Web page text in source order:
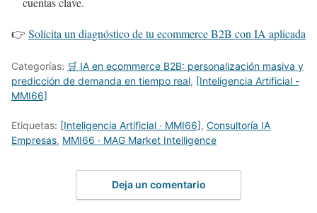
👉 Solicita un diagnóstico de tu ecommerce B2B con IA aplicada
Categorías: 🛒 IA en ecommerce B2B: personalización masiva y
predicción de demanda en tiempo real, [Inteligencia Artificial -
MMI66]
Etiquetas: [Inteligencia Artificial · MMI66], Consultoría IA
Empresas, MMI66 · MAG Market Intelligence
Deja un comentario